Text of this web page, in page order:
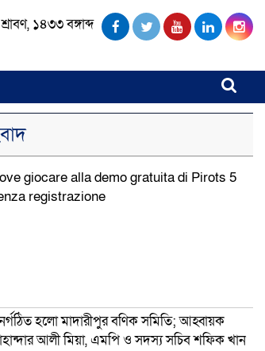
১৪৩৩ বঙ্গাব্দ
giocare alla demo gratuita di Pirots 5
registrazione
হলো মাদারীপুর বণিক সমিতি; আহ্বায়ক
আলী মিয়া, এমপি ও সদস্য সচিব শফিক খান